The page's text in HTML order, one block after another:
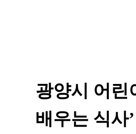
광양시 어린
배우는 식사